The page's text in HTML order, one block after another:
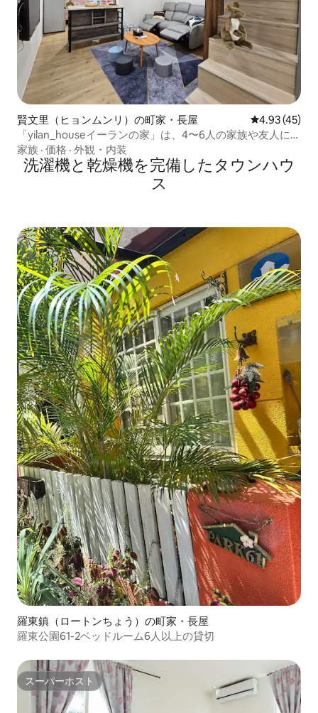
賢文里（ヒョンムンリ）の町家・長屋 レビュー45
4.93 (45)
「yilan_houseイーランの家」は、4〜6人の家族や友人に適
しており、スーパー、ナイトマーケット、お土産のお店、
ランドリー、薬局などが近くにあります。
家族 · 価格 · 外観・内装
洗濯機と乾燥機を完備したタウンハウ
ス
羅東鎮（ロートンちょう）の町家・長屋
羅東公園61-2ベッドルーム6人以上の貸切
スーパーホスト
スーパーホスト